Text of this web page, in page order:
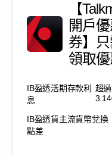
【
開戶
券】
領取
IB盈透活期存款利
息
超
IB盈透貨主流貨幣兌換
點差